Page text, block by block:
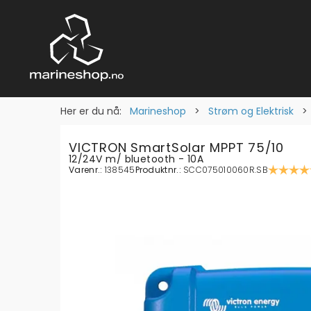
Her er du nå: Marineshop > Strøm og Elektrisk >
VICTRON SmartSolar MPPT 75/10
12/24V m/ bluetooth - 10A
Varenr.: 138545Produktnr.: SCC075010060R.SB